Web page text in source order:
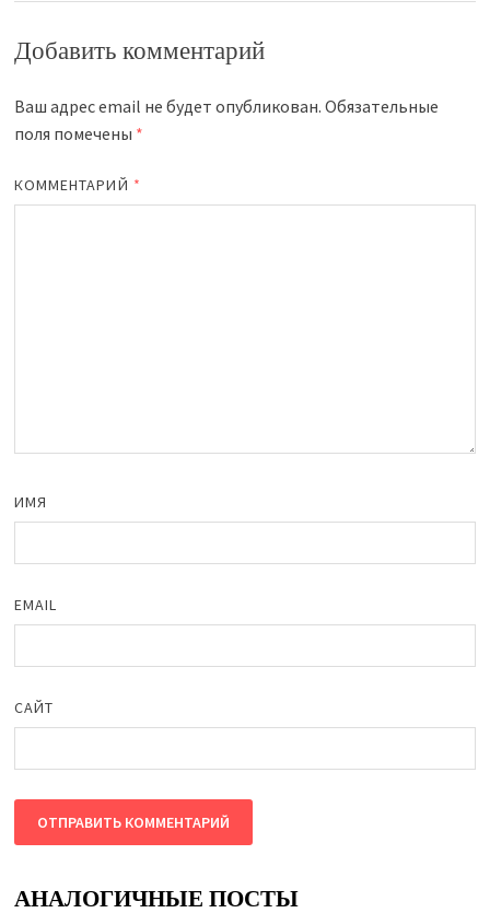
Добавить комментарий
Ваш адрес email не будет опубликован. Обязательные
поля помечены *
КОММЕНТАРИЙ *
ИМЯ
EMAIL
САЙТ
АНАЛОГИЧНЫЕ ПОСТЫ